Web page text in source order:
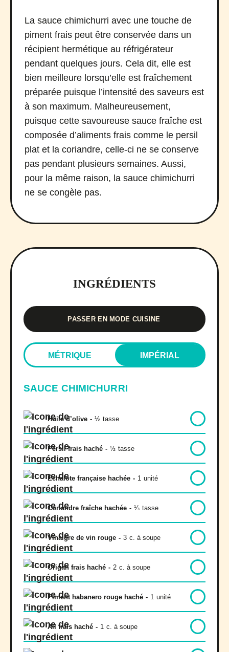
La sauce chimichurri avec une touche de
piment frais peut être conservée dans un
récipient hermétique au réfrigérateur
pendant quelques jours. Cela dit, elle est
bien meilleure lorsqu’elle est fraîchement
préparée puisque l’intensité des saveurs est
à son maximum. Malheureusement,
puisque cette savoureuse sauce fraîche est
composée d’aliments frais comme le persil
plat et la coriandre, celle-ci ne se conserve
pas pendant plusieurs semaines. Aussi,
pour la même raison, la sauce chimichurri
ne se congèle pas.
INGRÉDIENTS
PASSER EN MODE CUISINE
MÉTRIQUE IMPÉRIAL
SAUCE CHIMICHURRI
Huile d’olive - ½ tasse
Persil frais haché - ½ tasse
Échalote française hachée - 1 unité
Coriandre fraîche hachée - ⅓ tasse
Vinaigre de vin rouge - 3 c. à soupe
Origan frais haché - 2 c. à soupe
Piment habanero rouge haché - 1 unité
Ail frais haché - 1 c. à soupe